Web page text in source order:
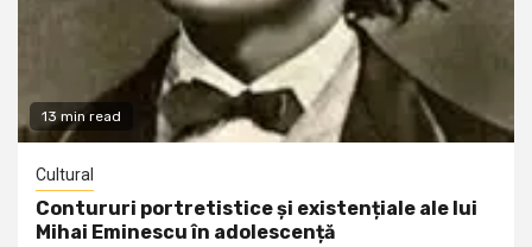
13 min read
Cultural
Contururi portretistice și existențiale ale lui
Mihai Eminescu în adolescență